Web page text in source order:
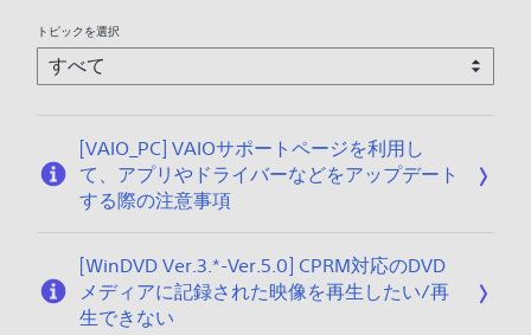
トピックを選択
[VAIO_PC] VAIOサポートページを利用し
て、アプリやドライバーなどをアップデート
する際の注意事項
[WinDVD Ver.3.*-Ver.5.0] CPRM対応のDVD
メディアに記録された映像を再生したい/再
生できない